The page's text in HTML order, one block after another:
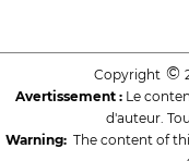
Copyright ©
Avertissement : Le
d'auteur.
Warning: The content of